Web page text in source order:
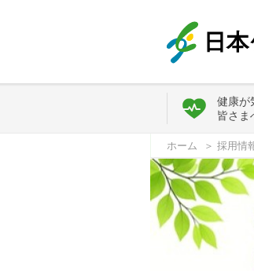
健康が
皆さま
ホーム 採用情